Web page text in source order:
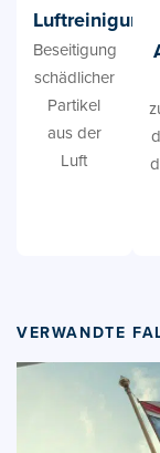
Luftreinigung
Beseitigung
schädlicher
Partikel
aus der
Luft
VERWANDTE